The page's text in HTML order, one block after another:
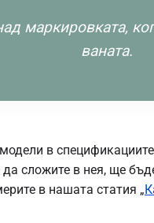
маркировката,
ваната.
в
да сложите в нея, ще
в нашата статия „